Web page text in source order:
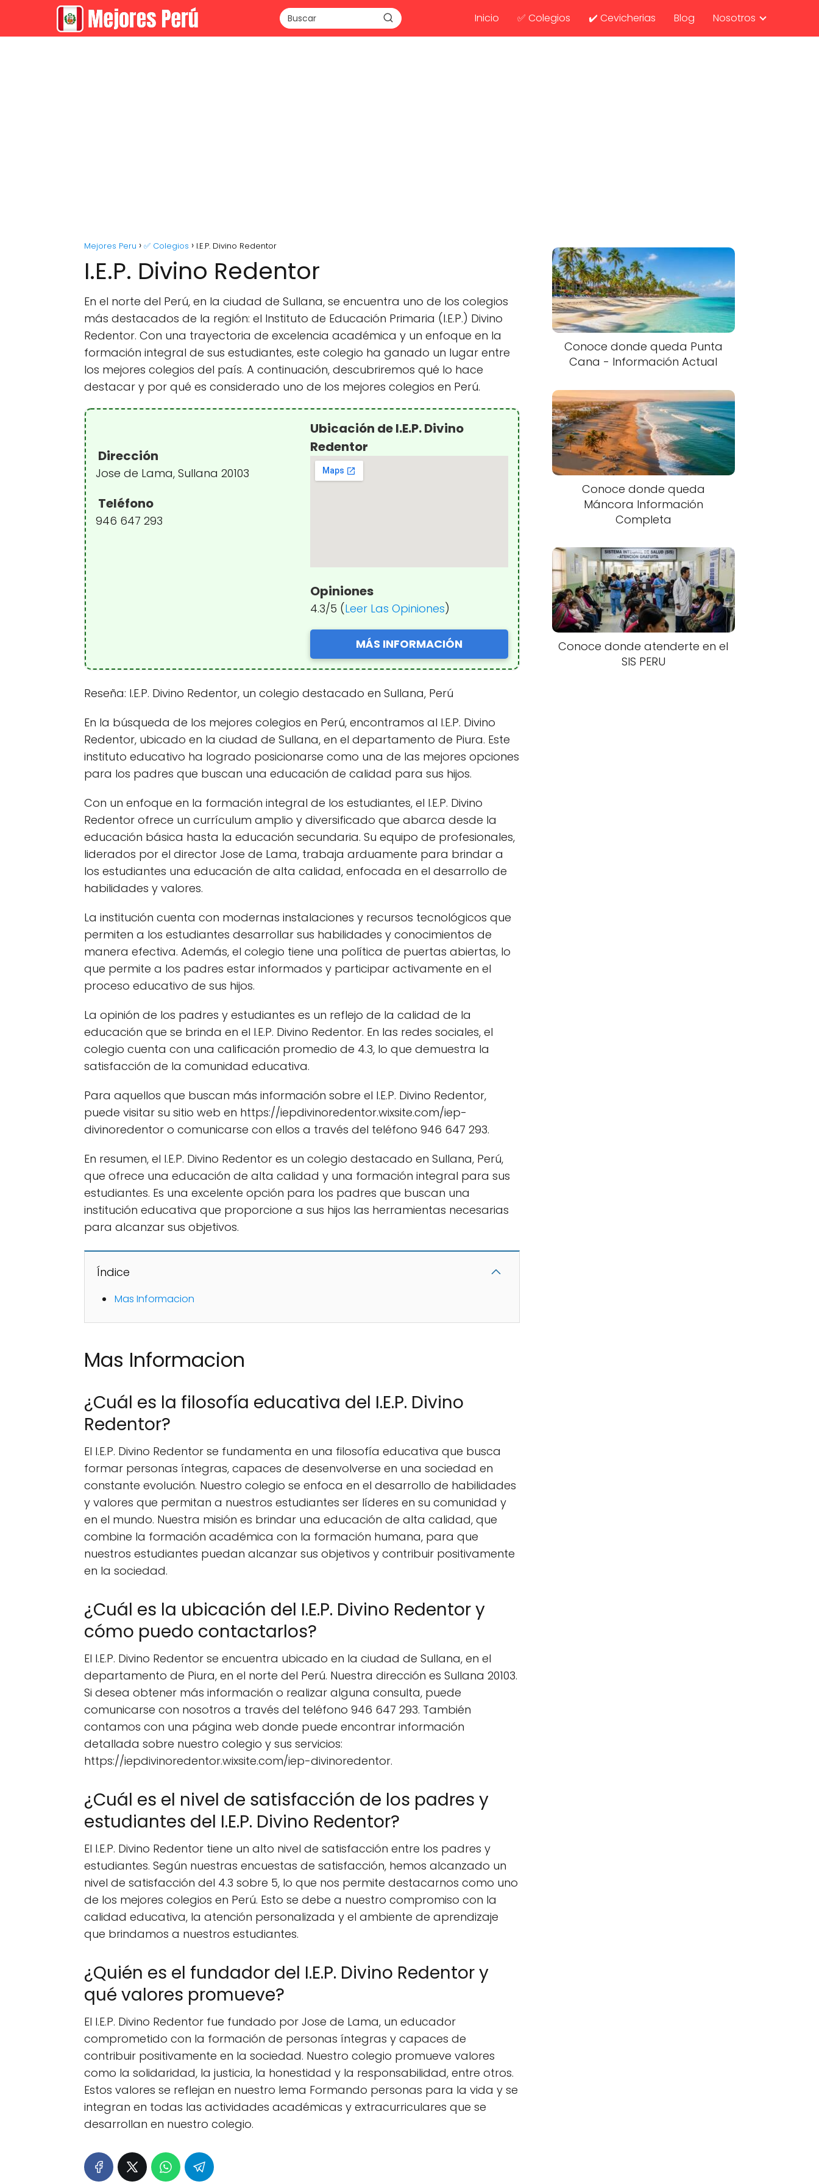
Inicio ✅ Colegios ✔️ Cevicherias Blog Nosotros
Mejores Peru ✅ Colegios I.E.P. Divino Redentor
I.E.P. Divino Redentor
En el norte del Perú, en la ciudad de Sullana, se encuentra uno de los colegios
más destacados de la región: el Instituto de Educación Primaria (I.E.P.) Divino
Redentor. Con una trayectoria de excelencia académica y un enfoque en la
formación integral de sus estudiantes, este colegio ha ganado un lugar entre
los mejores colegios del país. A continuación, descubriremos qué lo hace
destacar y por qué es considerado uno de los mejores colegios en Perú.
Dirección
Jose de Lama, Sullana 20103
Teléfono
946 647 293
Ubicación de I.E.P. Divino
Redentor
Opiniones
4.3/5 (Leer Las Opiniones)
MÁS INFORMACIÓN
Reseña: I.E.P. Divino Redentor, un colegio destacado en Sullana, Perú
En la búsqueda de los mejores colegios en Perú, encontramos al I.E.P. Divino
Redentor, ubicado en la ciudad de Sullana, en el departamento de Piura. Este
instituto educativo ha logrado posicionarse como una de las mejores opciones
para los padres que buscan una educación de calidad para sus hijos.
Con un enfoque en la formación integral de los estudiantes, el I.E.P. Divino
Redentor ofrece un currículum amplio y diversificado que abarca desde la
educación básica hasta la educación secundaria. Su equipo de profesionales,
liderados por el director Jose de Lama, trabaja arduamente para brindar a
los estudiantes una educación de alta calidad, enfocada en el desarrollo de
habilidades y valores.
La institución cuenta con modernas instalaciones y recursos tecnológicos que
permiten a los estudiantes desarrollar sus habilidades y conocimientos de
manera efectiva. Además, el colegio tiene una política de puertas abiertas, lo
que permite a los padres estar informados y participar activamente en el
proceso educativo de sus hijos.
La opinión de los padres y estudiantes es un reflejo de la calidad de la
educación que se brinda en el I.E.P. Divino Redentor. En las redes sociales, el
colegio cuenta con una calificación promedio de 4.3, lo que demuestra la
satisfacción de la comunidad educativa.
Para aquellos que buscan más información sobre el I.E.P. Divino Redentor,
puede visitar su sitio web en https://iepdivinoredentor.wixsite.com/iep-
divinoredentor o comunicarse con ellos a través del teléfono 946 647 293.
En resumen, el I.E.P. Divino Redentor es un colegio destacado en Sullana, Perú,
que ofrece una educación de alta calidad y una formación integral para sus
estudiantes. Es una excelente opción para los padres que buscan una
institución educativa que proporcione a sus hijos las herramientas necesarias
para alcanzar sus objetivos.
Índice
Mas Informacion
Mas Informacion
¿Cuál es la filosofía educativa del I.E.P. Divino
Redentor?
El I.E.P. Divino Redentor se fundamenta en una filosofía educativa que busca
formar personas íntegras, capaces de desenvolverse en una sociedad en
constante evolución. Nuestro colegio se enfoca en el desarrollo de habilidades
y valores que permitan a nuestros estudiantes ser líderes en su comunidad y
en el mundo. Nuestra misión es brindar una educación de alta calidad, que
combine la formación académica con la formación humana, para que
nuestros estudiantes puedan alcanzar sus objetivos y contribuir positivamente
en la sociedad.
¿Cuál es la ubicación del I.E.P. Divino Redentor y
cómo puedo contactarlos?
El I.E.P. Divino Redentor se encuentra ubicado en la ciudad de Sullana, en el
departamento de Piura, en el norte del Perú. Nuestra dirección es Sullana 20103.
Si desea obtener más información o realizar alguna consulta, puede
comunicarse con nosotros a través del teléfono 946 647 293. También
contamos con una página web donde puede encontrar información
detallada sobre nuestro colegio y sus servicios:
https://iepdivinoredentor.wixsite.com/iep-divinoredentor.
¿Cuál es el nivel de satisfacción de los padres y
estudiantes del I.E.P. Divino Redentor?
El I.E.P. Divino Redentor tiene un alto nivel de satisfacción entre los padres y
estudiantes. Según nuestras encuestas de satisfacción, hemos alcanzado un
nivel de satisfacción del 4.3 sobre 5, lo que nos permite destacarnos como uno
de los mejores colegios en Perú. Esto se debe a nuestro compromiso con la
calidad educativa, la atención personalizada y el ambiente de aprendizaje
que brindamos a nuestros estudiantes.
¿Quién es el fundador del I.E.P. Divino Redentor y
qué valores promueve?
El I.E.P. Divino Redentor fue fundado por Jose de Lama, un educador
comprometido con la formación de personas íntegras y capaces de
contribuir positivamente en la sociedad. Nuestro colegio promueve valores
como la solidaridad, la justicia, la honestidad y la responsabilidad, entre otros.
Estos valores se reflejan en nuestro lema Formando personas para la vida y se
integran en todas las actividades académicas y extracurriculares que se
desarrollan en nuestro colegio.
Conoce donde queda Punta
Cana - Información Actual
Conoce donde queda
Máncora Información
Completa
Conoce donde atenderte en el
SIS PERU